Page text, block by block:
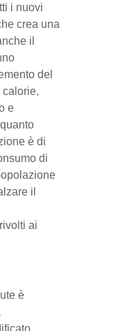
i nuovi
crea una
il
del
e
è di
di
il
ai
è